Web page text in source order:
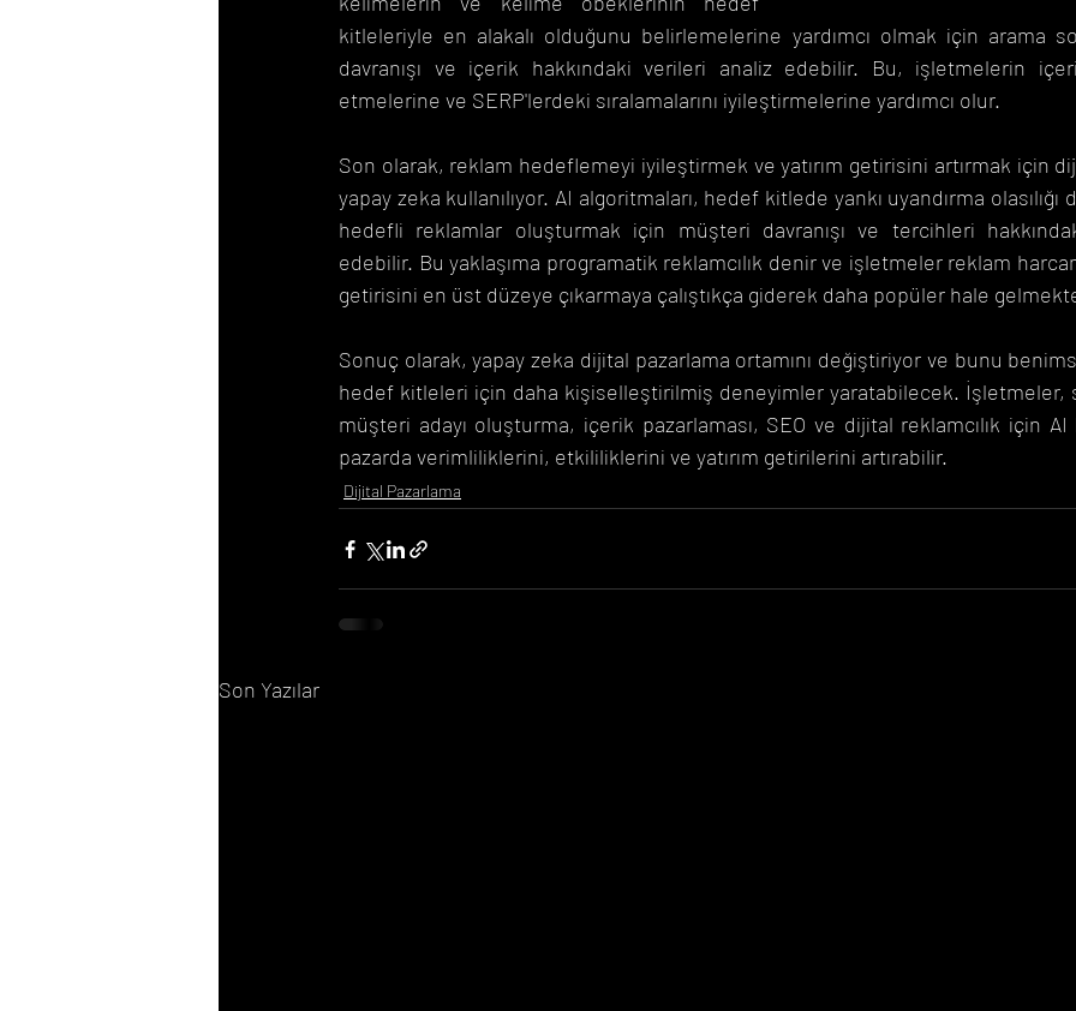
kitleleriyle en alakalı olduğunu belirlemelerine yardımcı olmak için arama
davranışı ve içerik hakkındaki verileri analiz edebilir. Bu, işletmelerin
etmelerine ve SERP'lerdeki sıralamalarını iyileştirmelerine yardımcı olur.
Son olarak, reklam hedeflemeyi iyileştirmek ve yatırım getirisini artırmak için
yapay zeka kullanılıyor. AI algoritmaları, hedef kitlede yankı uyandırma
hedefli reklamlar oluşturmak için müşteri davranışı ve tercihleri
edebilir. Bu yaklaşıma programatik reklamcılık denir ve işletmeler reklam
getirisini en üst düzeye çıkarmaya çalıştıkça giderek daha popüler hale
Sonuç olarak, yapay zeka dijital pazarlama ortamını değiştiriyor ve bunu
hedef kitleleri için daha kişiselleştirilmiş deneyimler yaratabilecek. İşletmeler,
müşteri adayı oluşturma, içerik pazarlaması, SEO ve dijital reklamcılık için
pazarda verimliliklerini, etkililiklerini ve yatırım getirilerini artırabilir.
Dijital Pazarlama
Son Yazılar